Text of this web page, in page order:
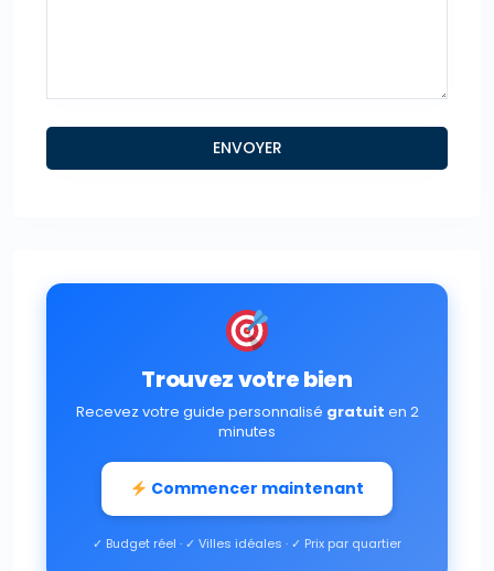
Trouvez votre bien
Recevez votre guide personnalisé gratuit en 2
minutes
Commencer maintenant
✓ Budget réel · ✓ Villes idéales · ✓ Prix par quartier